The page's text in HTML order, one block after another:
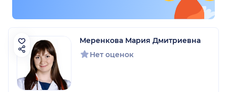
Меренкова Мария Дмитриевна
Нет оценок